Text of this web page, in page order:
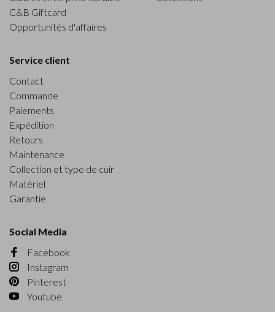
C&B Giftcard
Opportunités d'affaires
Service client
Contact
Commande
Paiements
Expédition
Retours
Maintenance
Collection et type de cuir
Matériel
Garantie
Social Media
Facebook
Instagram
Pinterest
Youtube